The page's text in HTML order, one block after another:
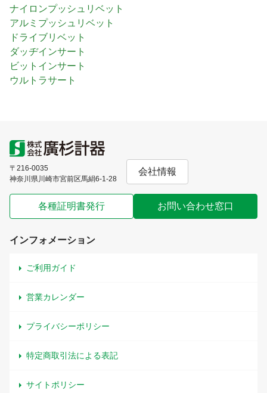
ナイロンプッシュリベット
アルミプッシュリベット
ドライブリベット
ダッヂインサート
ビットインサート
ウルトラサート
〒216-0035
神奈川県川崎市宮前区馬絹6-1-28
会社情報
各種証明書発行 お問い合わせ窓口
インフォメーション
ご利用ガイド
営業カレンダー
プライバシーポリシー
特定商取引法による表記
サイトポリシー